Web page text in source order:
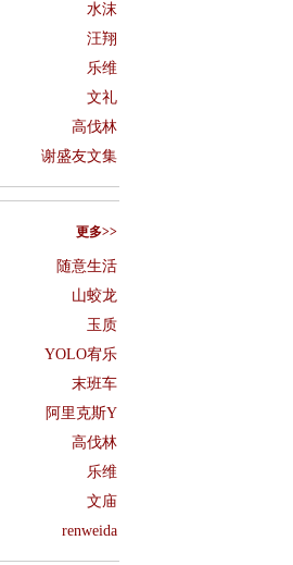
水沫
汪翔
乐维
文礼
高伐林
谢盛友文集
更多>>
随意生活
山蛟龙
玉质
YOLO宥乐
末班车
阿里克斯Y
高伐林
乐维
文庙
renweida